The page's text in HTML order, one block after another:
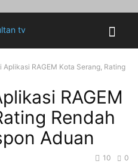
Aplikasi RAGEM Kota Serang, Rating
RAGEM
Rendah
Aduan
0
10